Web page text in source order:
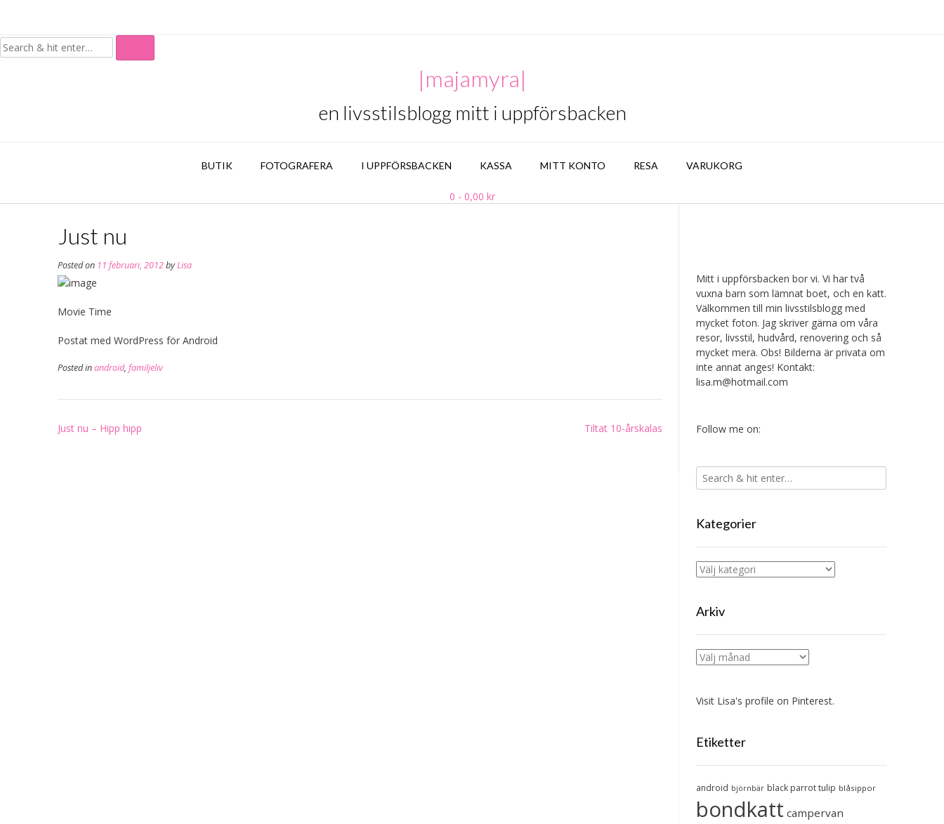
content
|majamyra|
en livsstilsblogg mitt i uppförsbacken
BUTIK FOTOGRAFERA I UPPFÖRSBACKEN KASSA MITT KONTO RESA VARUKORG
0 - 0,00 kr
Just nu
Posted on 11 februari, 2012byLisa
Movie Time
Postat med WordPress för Android
Posted inandroid, familjeliv
Post
Just nu – Hipp hipp Tiltat 10-årskalas
Mitt i uppförsbacken bor vi. Vi har två
vuxna barn som lämnat boet, och en katt.
Välkommen till min livsstilsblogg med
mycket foton. Jag skriver gärna om våra
resor, livsstil, hudvård, renovering och så
mycket mera. Obs! Bilderna är privata om
inte annat anges! Kontakt:
lisa.m@hotmail.com
Follow me on:
Kategorier
Kategorier
Arkiv
Arkiv
Visit Lisa's profile on Pinterest.
Etiketter
android björnbär black parrot tulip blåsippor
bondkatt campervan